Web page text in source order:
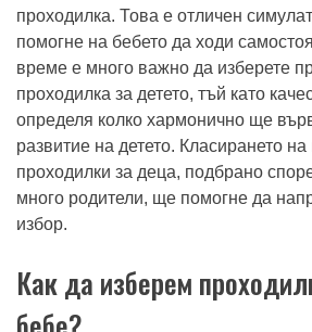
проходилка. Това е отличен
помогне на бебето да ходи
време е много важно да изберете
проходилка за детето, тъй като
определя колко хармонично ще
развитие на детето. Класирането
проходилки за деца, подбрано
много родители, ще помогне да
избор.
Как да изберем